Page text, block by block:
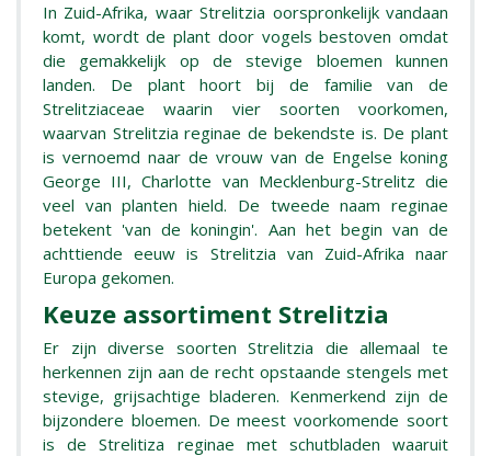
In Zuid-Afrika, waar Strelitzia oorspronkelijk vandaan
komt, wordt de plant door vogels bestoven omdat
die gemakkelijk op de stevige bloemen kunnen
landen. De plant hoort bij de familie van de
Strelitziaceae waarin vier soorten voorkomen,
waarvan Strelitzia reginae de bekendste is. De plant
is vernoemd naar de vrouw van de Engelse koning
George III, Charlotte van Mecklenburg-Strelitz die
veel van planten hield. De tweede naam reginae
betekent 'van de koningin'. Aan het begin van de
achttiende eeuw is Strelitzia van Zuid-Afrika naar
Europa gekomen.
Keuze assortiment Strelitzia
Er zijn diverse soorten Strelitzia die allemaal te
herkennen zijn aan de recht opstaande stengels met
stevige, grijsachtige bladeren. Kenmerkend zijn de
bijzondere bloemen. De meest voorkomende soort
is de Strelitiza reginae met schutbladen waaruit